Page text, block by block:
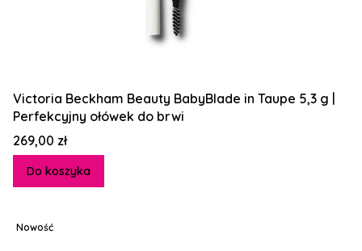
Victoria Beckham Beauty BabyBlade in Taupe 5,3 g |
Perfekcyjny ołówek do brwi
Cena
269,00 zł
Do koszyka
Nowość